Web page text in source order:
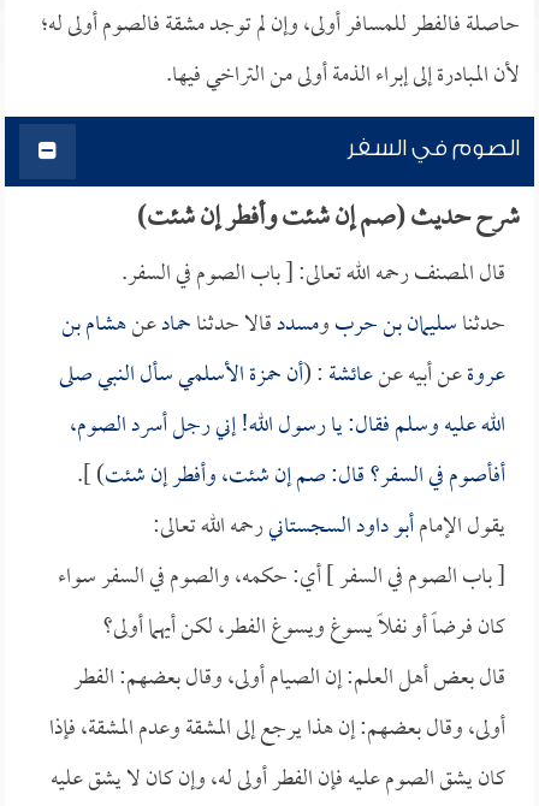
حاصلة فالفطر للمسافر أولى، وإن لم توجد مشقة فالصوم أولى له؛
لأن المبادرة إلى إبراء الذمة أولى من التراخي فيها.
الصوم في السفر
شرح حديث (صم إن شئت وأفطر إن شئت)
قال المصنف رحمه الله تعالى: [ باب الصوم في السفر.
حدثناسليمان بن حربومسددقالا حدثناحمادعنهشام بن
عروةعن أبيه عنعائشة: (أنحمزة الأسلميسأل النبي صلى
الله عليه وسلم فقال: يا رسول الله! إني رجل أسرد الصوم،
أفأصوم في السفر؟ قال: صم إن شئت، وأفطر إن شئت) ].
يقول الإمامأبو داود السجستانيرحمه الله تعالى:
[ باب الصوم في السفر ] أي: حكمه، والصوم في السفر سواء
كان فرضاً أو نفلاً يسوغ ويسوغ الفطر، لكن أيهما أولى؟
قال بعض أهل العلم: إن الصيام أولى، وقال بعضهم: الفطر
أولى، وقال بعضهم: إن هذا يرجع إلى المشقة وعدم المشقة، فإذا
كان يشق الصوم عليه فإن الفطر أولى له، وإن كان لا يشق عليه